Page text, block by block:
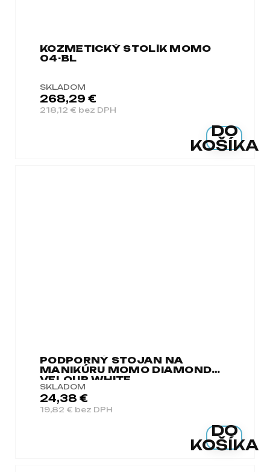
KOZMETICKÝ STOLÍK MOMO
04-BL
SKLADOM
218,12 € bez DPH
268,29 €
DO
KOŠÍKA
PODPORNÝ STOJAN NA
MANIKÚRU MOMO DIAMOND
VELOUR WHITE
SKLADOM
19,82 € bez DPH
24,38 €
DO
KOŠÍKA